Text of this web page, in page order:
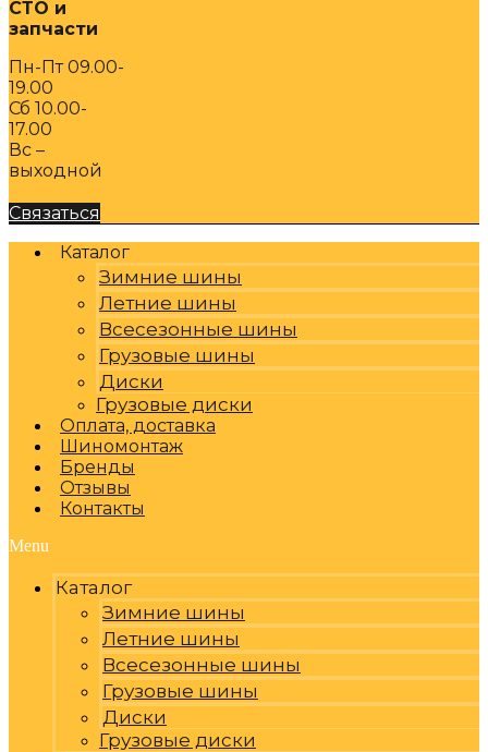
СТО и
запчасти
Пн-Пт 09.00-
19.00
Сб 10.00-
17.00
Вс –
выходной
Связаться
Каталог
Зимние шины
Летние шины
Всесезонные шины
Грузовые шины
Диски
Грузовые диски
Оплата, доставка
Шиномонтаж
Бренды
Отзывы
Контакты
Menu
Каталог
Зимние шины
Летние шины
Всесезонные шины
Грузовые шины
Диски
Грузовые диски